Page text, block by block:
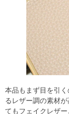
本品もまず目を引
るレザー調の素材
てもフェイクレザ